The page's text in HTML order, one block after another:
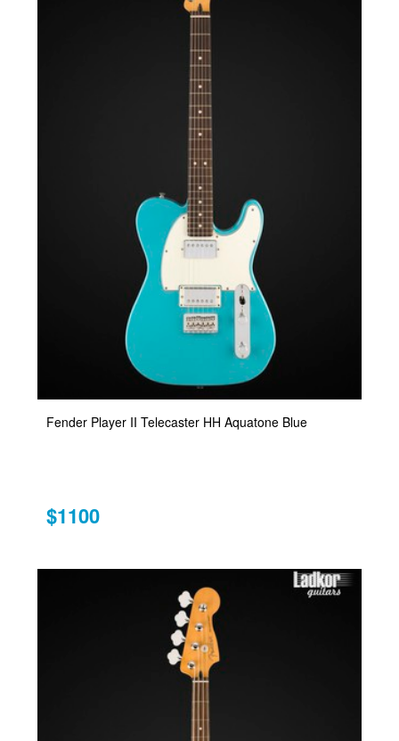
Fender Player II Telecaster HH Aquatone Blue
$1100